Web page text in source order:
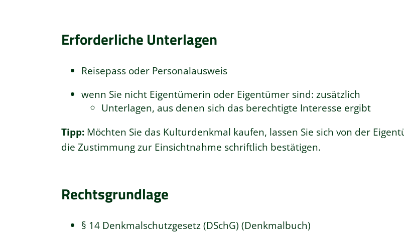
Erforderliche Unterlagen
Reisepass oder Personalausweis
wenn Sie nicht Eigentümerin oder Eigentümer sind: zusätzlich
Unterlagen, aus denen sich das berechtigte Interesse ergibt
Tipp: Möchten Sie das Kulturdenkmal kaufen, lassen Sie sich von der
die Zustimmung zur Einsichtnahme schriftlich bestätigen.
Rechtsgrundlage
§ 14 Denkmalschutzgesetz (DSchG) (Denkmalbuch)